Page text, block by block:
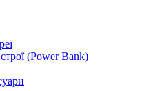
(Power Bank)